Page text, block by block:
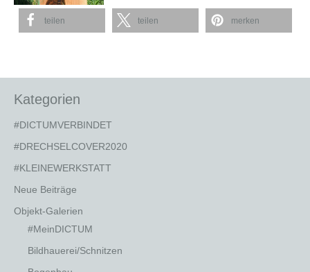
teilen teilen merken
Kategorien
#DICTUMVERBINDET
#DRECHSELCOVER2020
#KLEINEWERKSTATT
Neue Beiträge
Objekt-Galerien
#MeinDICTUM
Bildhauerei/Schnitzen